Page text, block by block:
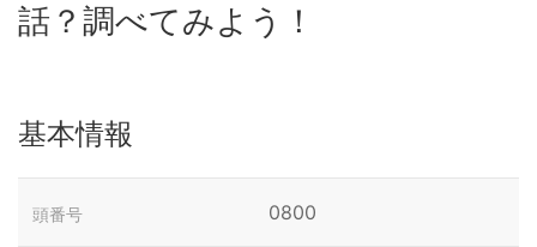
話？調べてみよう！
基本情報
頭番号 0800